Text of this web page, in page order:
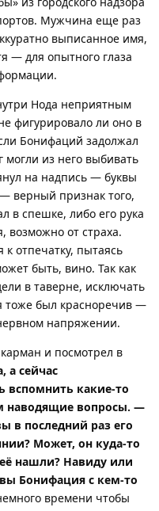
Мужчина еще раз
выписанное имя,
— для опытного глаза
Нода неприятным
фигурировало ли оно в
Бонифаций задолжал
могли из него выбивать
на надпись — буквы
верный признак того,
в спешке, либо его рука
возможно от страха.
к отпечатку, пытаясь
быть, вино. Так как
в таверне, исключать
тоже был красноречив —
напряжении.
и посмотрел в
а сейчас
вспомнить какие-то
наводящие вопросы. —
в последний раз его
Может, он куда-то
нашли? Навиду или
Бонифация с кем-то
времени чтобы